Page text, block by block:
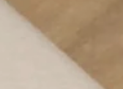
especiales para tu